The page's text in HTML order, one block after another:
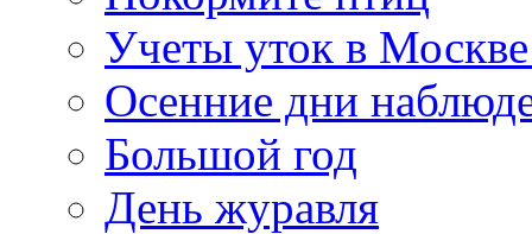
Учеты уток в
Осенние дни
Большой год
День журавля